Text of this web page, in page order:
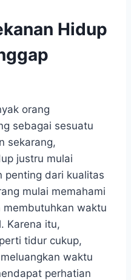
Hidup
orang
sebagai sesuatu
sekarang,
justru mulai
penting dari kualitas
mulai memahami
waktu
Karena itu,
tidur cukup,
waktu
perhatian